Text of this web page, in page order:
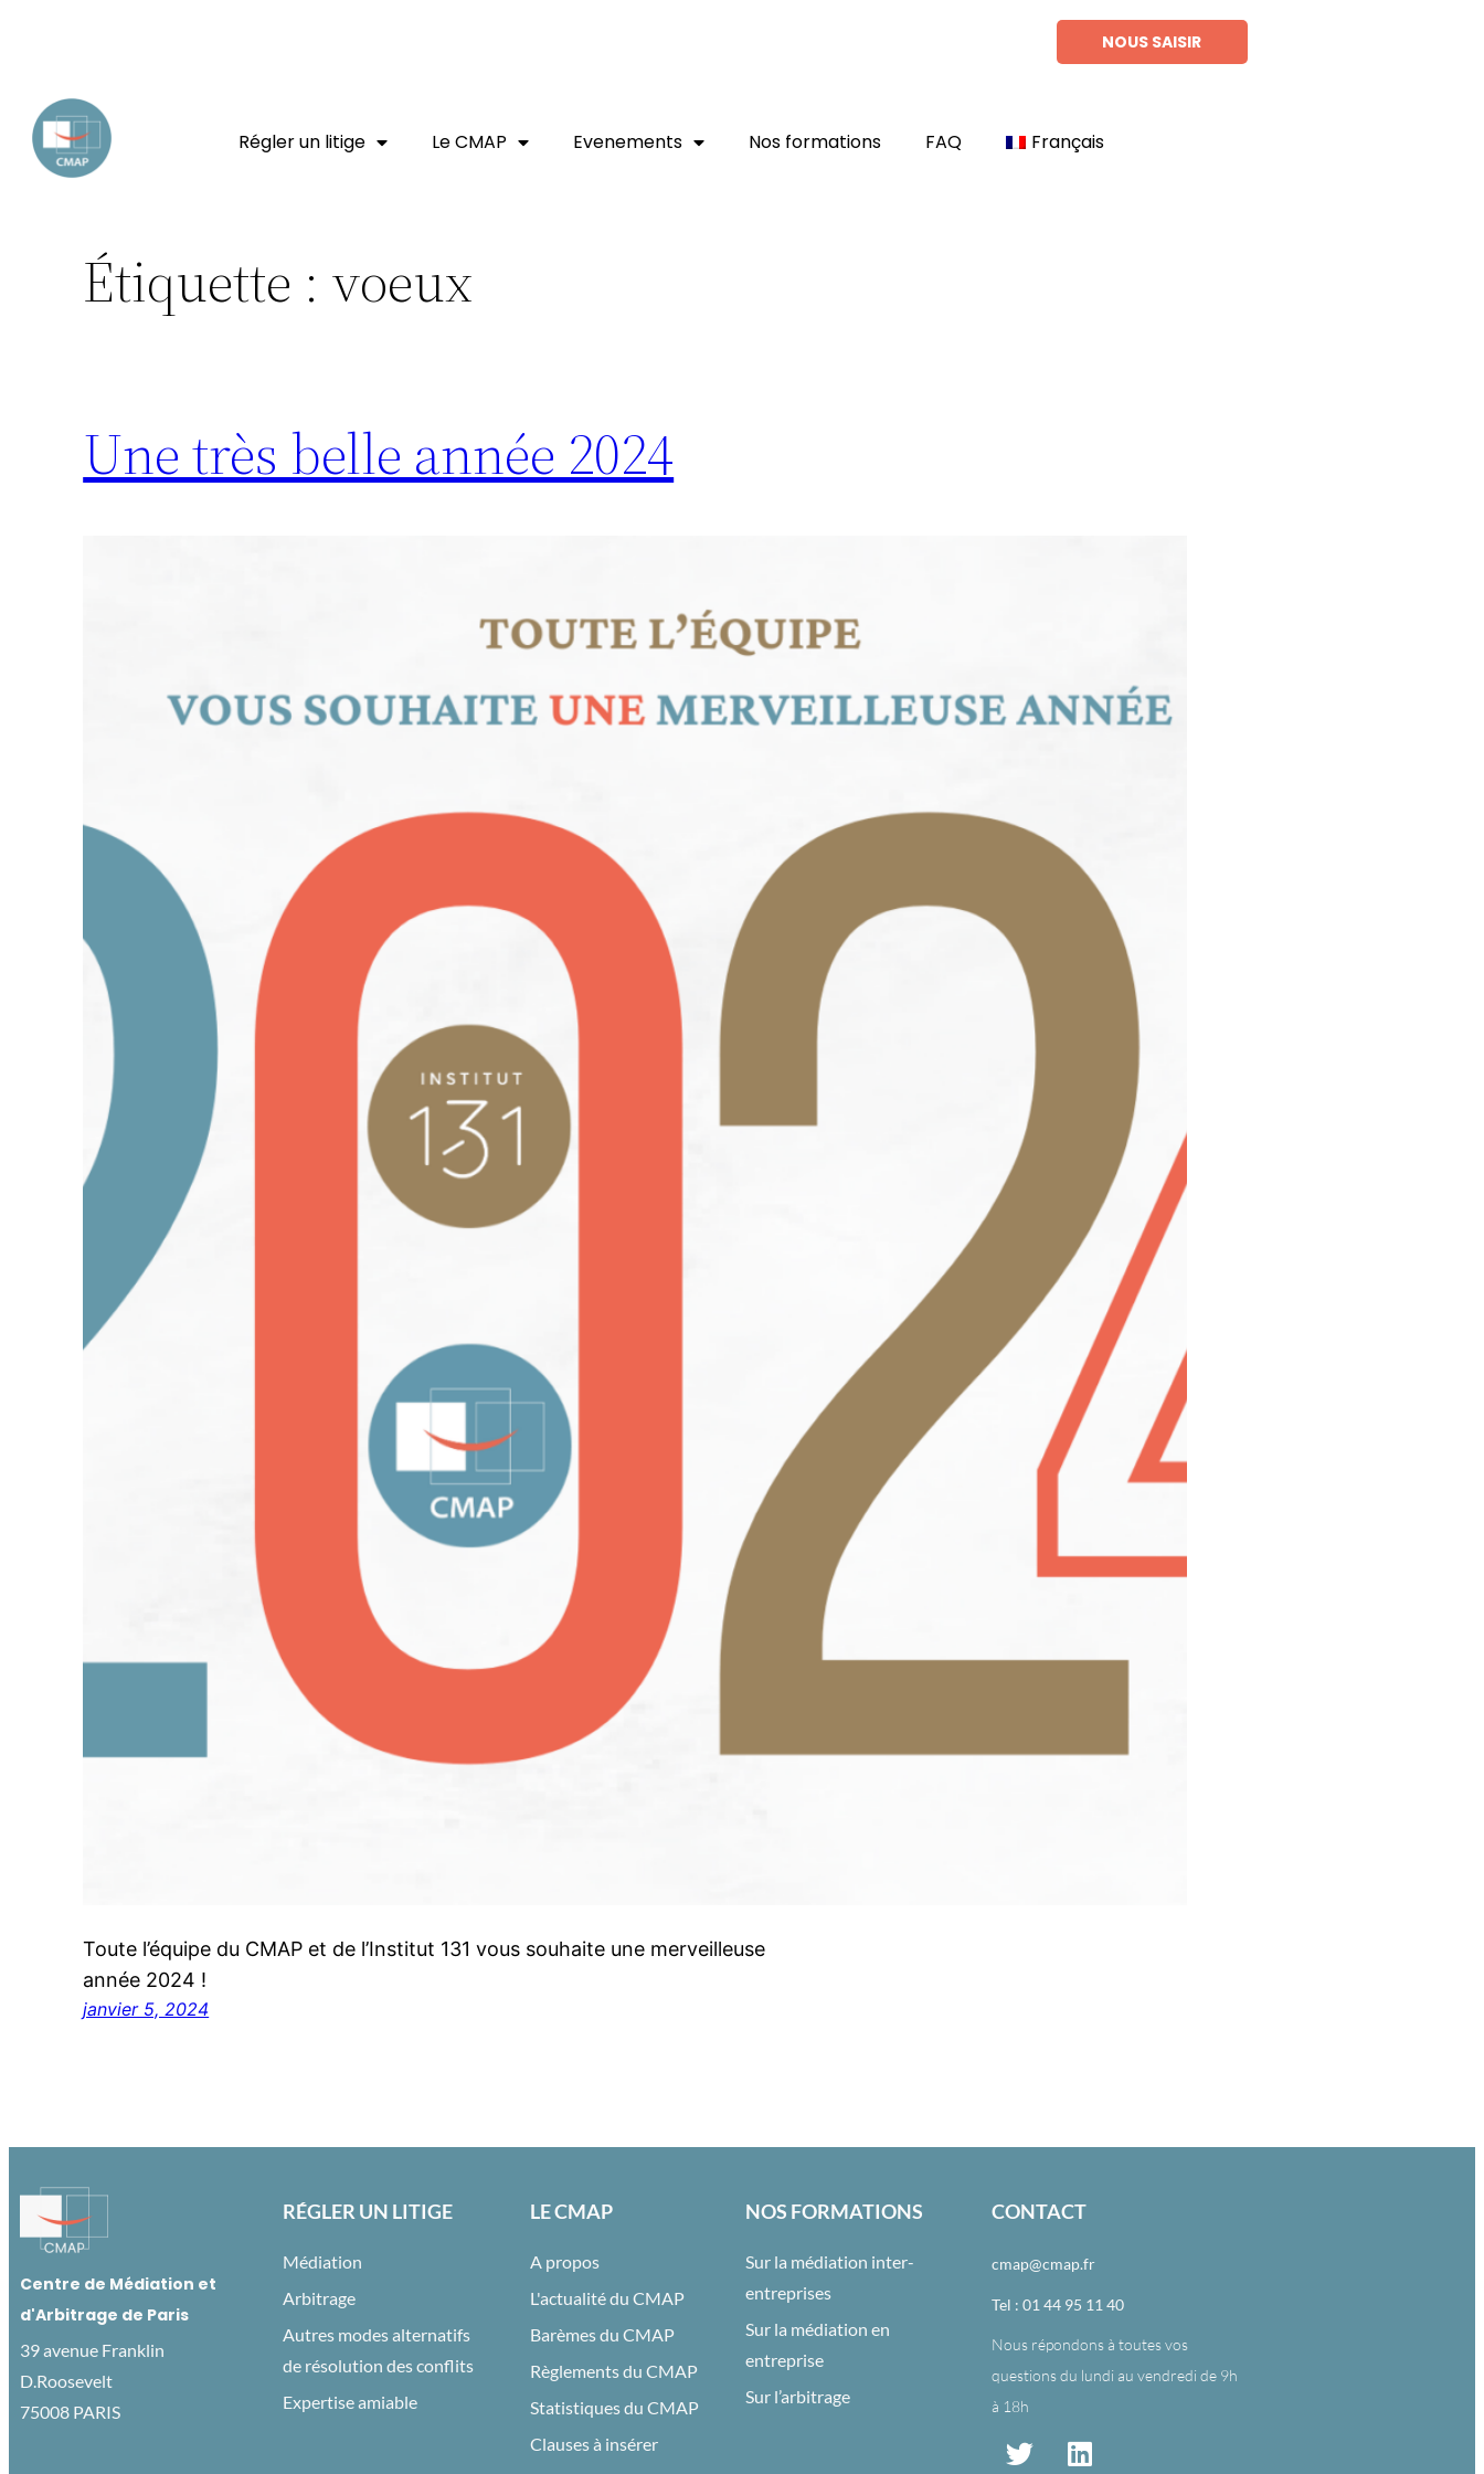
NOUS SAISIR
Régler un litige Le CMAP Evenements Nos formations FAQ Français
Étiquette : voeux
Une très belle année 2024
Toute l’équipe du CMAP et de l’Institut 131 vous souhaite une merveilleuse
année 2024 !
janvier 5, 2024
Centre de Médiation et
d'Arbitrage de Paris
39 avenue Franklin
D.Roosevelt
75008 PARIS
RÉGLER UN LITIGE
Médiation
Arbitrage
Autres modes alternatifs
de résolution des conflits
Expertise amiable
LE CMAP
A propos
L'actualité du CMAP
Barèmes du CMAP
Règlements du CMAP
Statistiques du CMAP
Clauses à insérer
NOS FORMATIONS
Sur la médiation inter-
entreprises
Sur la médiation en
entreprise
Sur l’arbitrage
CONTACT
cmap@cmap.fr
Tel : 01 44 95 11 40
Nous répondons à toutes vos
questions du lundi au vendredi de 9h
à 18h